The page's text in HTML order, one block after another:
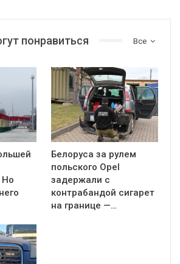
Все
понравиться
Но
Белоруса за рулем
польского Opel
задержали с
контрабандой сигарет
на границе —…